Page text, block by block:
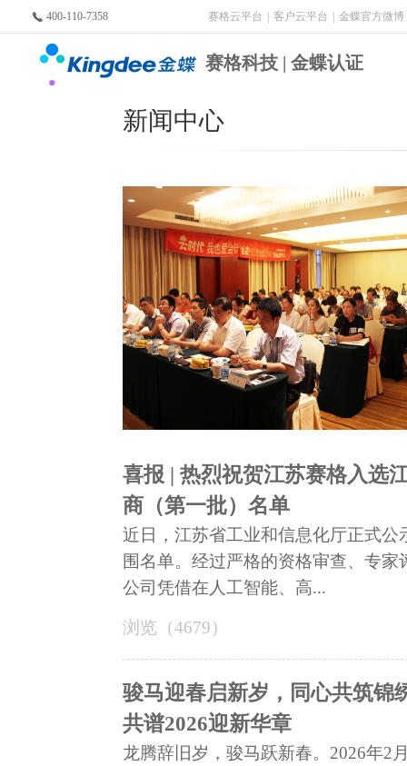
400-110-7358 赛格云平台 客户云平台 金蝶官方微博
赛格科技 | 金蝶认证
新闻中心
喜报 | 热烈祝贺江苏赛格入选
商（第一批）名单
近日，江苏省工业和信息化厅正式公
围名单。经过严格的资格审查、专
公司凭借在人工智能、高...
浏览（4679）
骏马迎春启新岁，同心共筑
共谱2026迎新华章
龙腾辞旧岁，骏马跃新春。2026年2